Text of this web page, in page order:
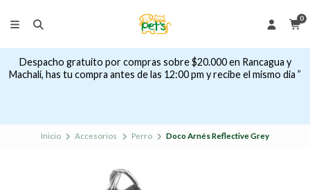
0
Despacho gratuito por compras sobre $20.000 en Rancagua y
Machalí, has tu compra antes de las 12:00 pm y recibe el mismo dia ”
Inicio Accesorios Perro Doco Arnés Reflective Grey